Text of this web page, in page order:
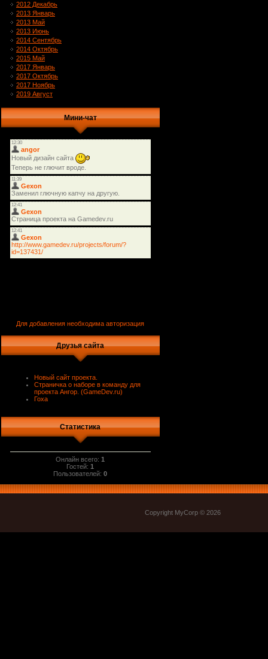
2012 Декабрь
2013 Январь
2013 Май
2013 Июнь
2014 Сентябрь
2014 Октябрь
2015 Май
2017 Январь
2017 Октябрь
2017 Ноябрь
2019 Август
Мини-чат
Для добавления необходима авторизация
Друзья сайта
Новый сайт проекта.
Страничка о наборе в команду для
проекта Ангор. (GameDev.ru)
Гоха
Статистика
Онлайн всего:1
Гостей:1
Пользователей:0
Copyright MyCorp © 2026